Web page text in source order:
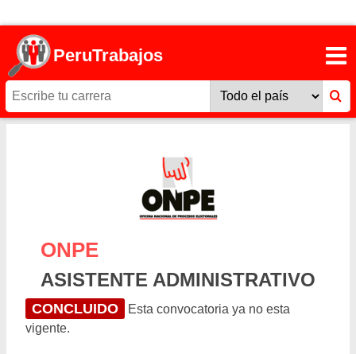
PeruTrabajos
ONPE
ASISTENTE ADMINISTRATIVO
CONCLUIDO
Esta convocatoria ya no esta
vigente.